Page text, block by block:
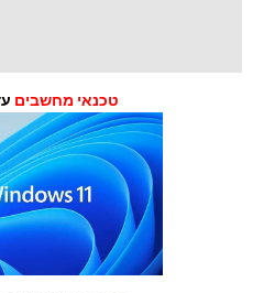
טכנאי מחשבים